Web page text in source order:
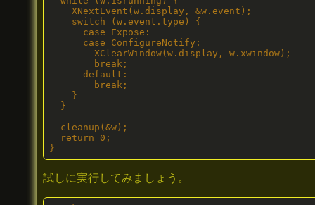
    XNextEvent(w.display, &w.event);
    switch (w.event.type) {
      case Expose:
      case ConfigureNotify:
        XClearWindow(w.display, w.xwindow);
        break;
      default:
        break;
    }
  }
  cleanup(&w);
  return 0;
}
試しに実行してみましょう。